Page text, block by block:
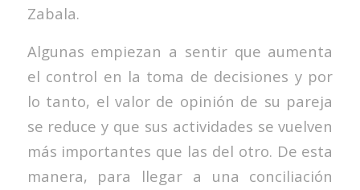
Zabala.
Algunas empiezan a sentir que aumenta
el control en la toma de decisiones y por
lo tanto, el valor de opinión de su pareja
se reduce y que sus actividades se vuelven
más importantes que las del otro. De esta
manera, para llegar a una conciliación